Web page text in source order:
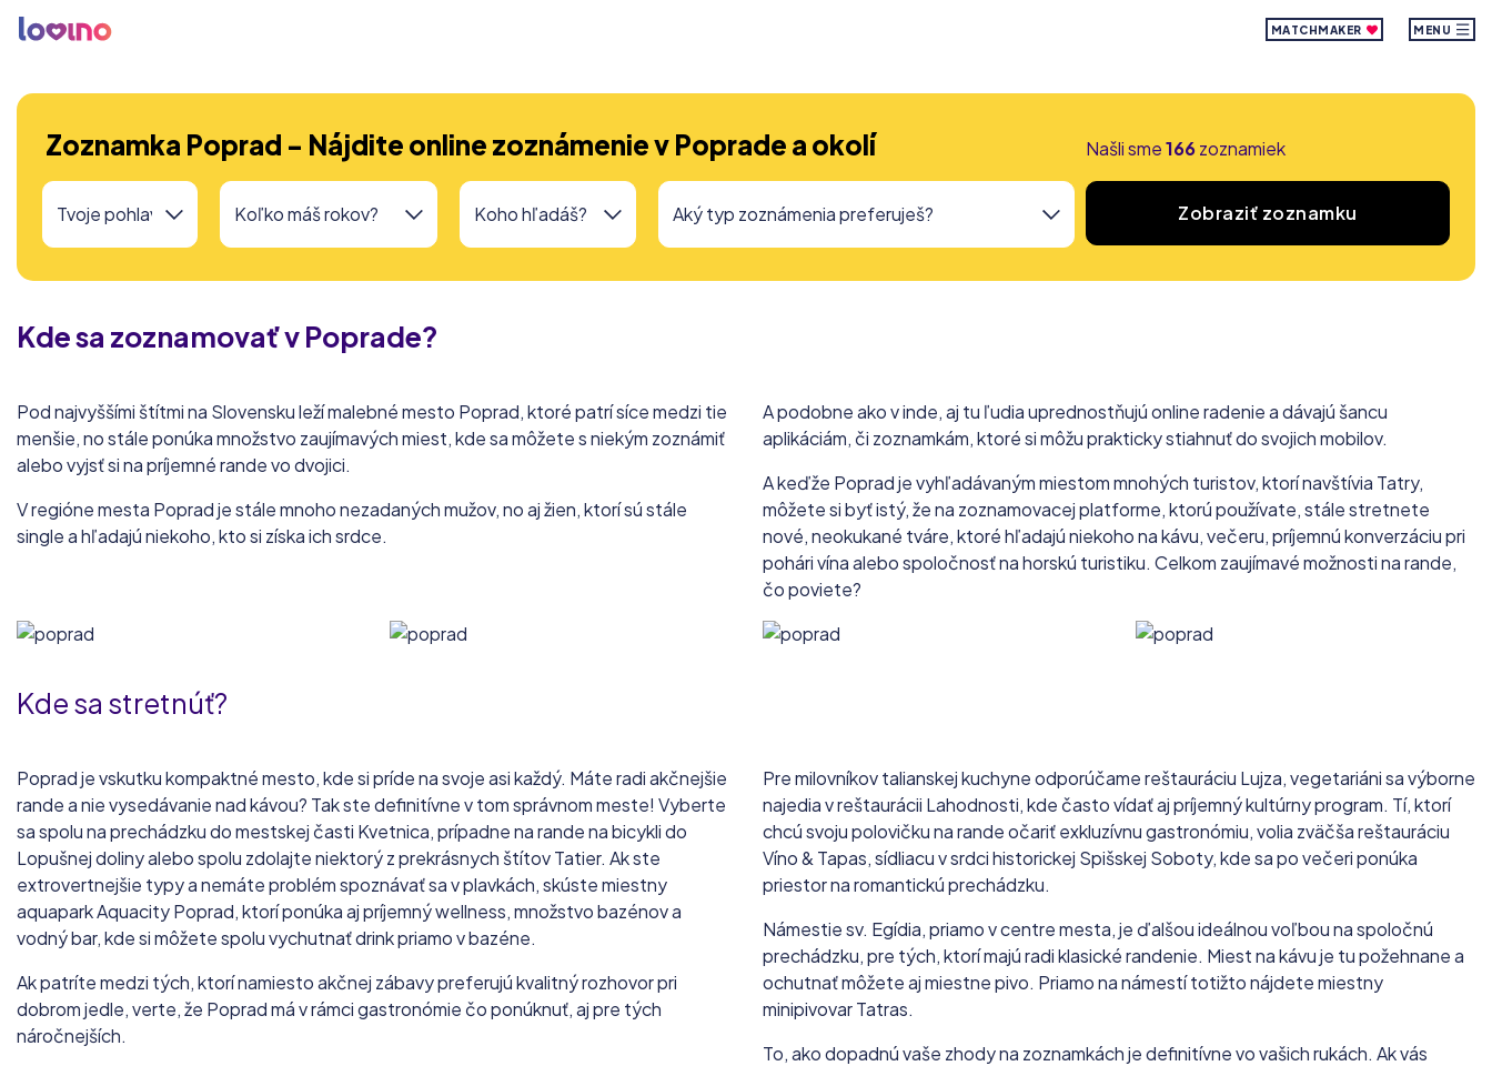
MATCHMAKER MENU
Zoznamka Poprad - Nájdite online zoznámenie v Poprade a okolí Našli sme166zoznamiek
Zobraziť zoznamku
Kde sa zoznamovať vPoprade?
Pod najvyššími štítmi na Slovensku leží malebné mesto Poprad, ktoré patrí síce medzi tie
menšie, no stále ponúka množstvo zaujímavých miest, kde sa môžete s niekým zoznámiť
alebo vyjsť si na príjemné rande vo dvojici.
V regióne mesta Poprad je stále mnoho nezadaných mužov, no aj žien, ktorí sú stále
single a hľadajú niekoho, kto si získa ich srdce.
A podobne ako v inde, aj tu ľudia uprednostňujú online radenie a dávajú šancu
aplikáciám, či zoznamkám, ktoré si môžu prakticky stiahnuť do svojich mobilov.
A keďže Poprad je vyhľadávaným miestom mnohých turistov, ktorí navštívia Tatry,
môžete si byť istý, že na zoznamovacej platforme, ktorú používate, stále stretnete
nové, neokukané tváre, ktoré hľadajú niekoho na kávu, večeru, príjemnú konverzáciu pri
pohári vína alebo spoločnosť na horskú turistiku. Celkom zaujímavé možnosti na rande,
čo poviete?
Kde sa stretnúť?
Poprad je vskutku kompaktné mesto, kde si príde na svoje asi každý. Máte radi akčnejšie
rande a nie vysedávanie nad kávou? Tak ste definitívne v tom správnom meste! Vyberte
sa spolu na prechádzku do mestskej časti Kvetnica, prípadne na rande na bicykli do
Lopušnej doliny alebo spolu zdolajte niektorý z prekrásnych štítov Tatier. Ak ste
extrovertnejšie typy a nemáte problém spoznávať sa v plavkách, skúste miestny
aquapark Aquacity Poprad, ktorí ponúka aj príjemný wellness, množstvo bazénov a
vodný bar, kde si môžete spolu vychutnať drink priamo v bazéne.
Ak patríte medzi tých, ktorí namiesto akčnej zábavy preferujú kvalitný rozhovor pri
dobrom jedle, verte, že Poprad má v rámci gastronómie čo ponúknuť, aj pre tých
náročnejších.
Pre milovníkov talianskej kuchyne odporúčame reštauráciu Lujza, vegetariáni sa výborne
najedia v reštaurácii Lahodnosti, kde často vídať aj príjemný kultúrny program. Tí, ktorí
chcú svoju polovičku na rande očariť exkluzívnu gastronómiu, volia zväčša reštauráciu
Víno & Tapas, sídliacu v srdci historickej Spišskej Soboty, kde sa po večeri ponúka
priestor na romantickú prechádzku.
Námestie sv. Egídia, priamo v centre mesta, je ďalšou ideálnou voľbou na spoločnú
prechádzku, pre tých, ktorí majú radi klasické randenie. Miest na kávu je tu požehnane a
ochutnať môžete aj miestne pivo. Priamo na námestí totižto nájdete miestny
minipivovar Tatras.
To, ako dopadnú vaše zhody na zoznamkách je definitívne vo vašich rukách. Ak vás